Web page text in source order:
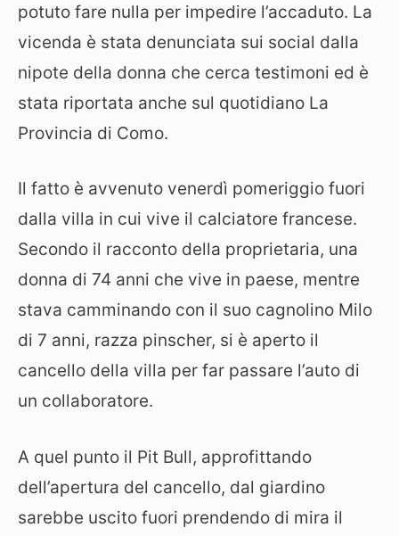
potuto fare nulla per impedire l’accaduto. La
vicenda è stata denunciata sui social dalla
nipote della donna che cerca testimoni ed è
stata riportata anche sul quotidiano La
Provincia di Como.
Il fatto è avvenuto venerdì pomeriggio fuori
dalla villa in cui vive il calciatore francese.
Secondo il racconto della proprietaria, una
donna di 74 anni che vive in paese, mentre
stava camminando con il suo cagnolino Milo
di 7 anni, razza pinscher, si è aperto il
cancello della villa per far passare l’auto di
un collaboratore.
A quel punto il Pit Bull, approfittando
dell’apertura del cancello, dal giardino
sarebbe uscito fuori prendendo di mira il